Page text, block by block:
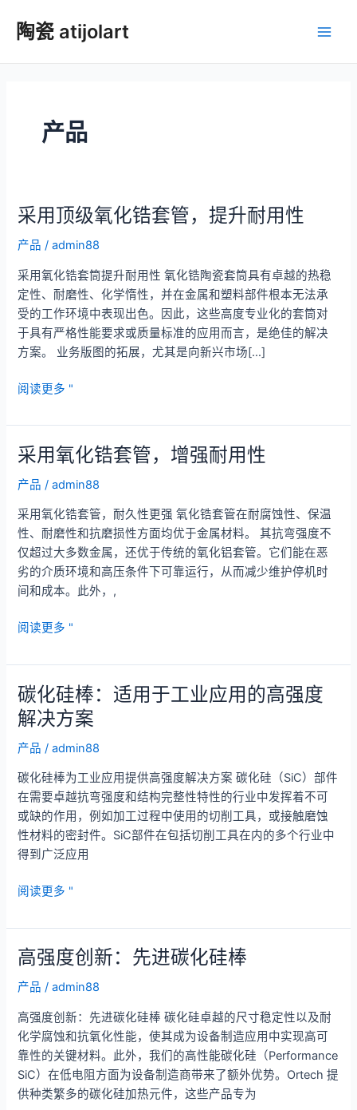
陶瓷 atijolart
产品
采用顶级氧化锆套管，提升耐用性
产品 /admin88
采用氧化锆套筒提升耐用性 氧化锆陶瓷套筒具有卓越的热稳
定性、耐磨性、化学惰性，并在金属和塑料部件根本无法承
受的工作环境中表现出色。因此，这些高度专业化的套筒对
于具有严格性能要求或质量标准的应用而言，是绝佳的解决
方案。 业务版图的拓展，尤其是向新兴市场[…]
采
顶
级
氧
化
套
管，
提
升
耐
性
阅读更多 "
采用氧化锆套管，增强耐用性
产品 /admin88
采用氧化锆套管，耐久性更强 氧化锆套管在耐腐蚀性、保温
性、耐磨性和抗磨损性方面均优于金属材料。 其抗弯强度不
仅超过大多数金属，还优于传统的氧化铝套管。它们能在恶
劣的介质环境和高压条件下可靠运行，从而减少维护停机时
间和成本。此外，,
采
氧
化
锆
套
管，
强
耐
用
性
阅读更多 "
碳化硅棒：适用于工业应用的高强度
解决方案
产品 /admin88
碳化硅棒为工业应用提供高强度解决方案 碳化硅（SiC）部件
在需要卓越抗弯强度和结构完整性特性的行业中发挥着不可
或缺的作用，例如加工过程中使用的切削工具，或接触磨蚀
性材料的密封件。SiC部件在包括切削工具在内的多个行业中
得到广泛应用
碳
硅
棒：
适
用
工
业
应
用
的
阅读更多 "
高强度创新：先进碳化硅棒
产品 /admin88
高强度创新：先进碳化硅棒 碳化硅卓越的尺寸稳定性以及耐
化学腐蚀和抗氧化性能，使其成为设备制造应用中实现高可
靠性的关键材料。此外，我们的高性能碳化硅（Performance
SiC）在低电阻方面为设备制造商带来了额外优势。Ortech 提
供种类繁多的碳化硅加热元件，这些产品专为